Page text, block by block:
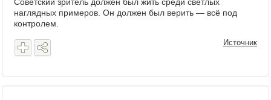
наглядных примеров. Он должен был верить — всё под
контролем.
Источник